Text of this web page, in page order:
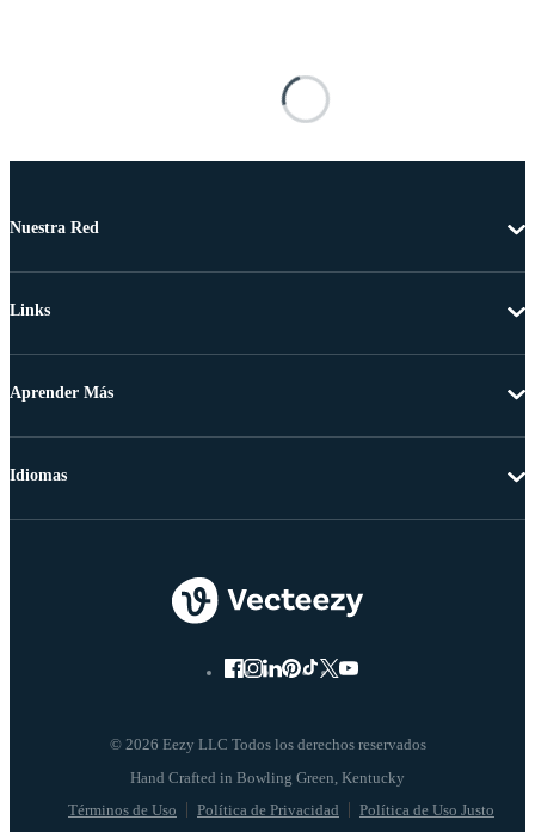
Nuestra Red
Links
Aprender Más
© 2026 Eezy LLC Todos los derechos reservados
Términos de Uso Política de Privacidad Política de Uso Justo
Idiomas